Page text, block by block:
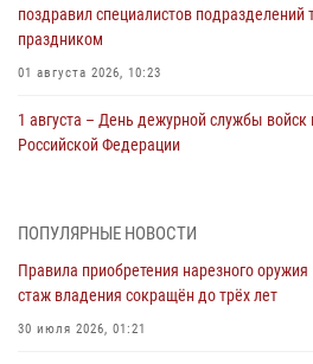
поздравил специалистов
праздником
01 августа 2026, 10:23
1 августа – День дежурной службы
Российской Федерации
В Росгвардии вспоминают российских
01 августа 2026, 10:19
Внесены изменения в правила
ПОПУЛЯРНЫЕ НОВОСТИ
Правила приобретения нарезного
стаж владения сокращён до трёх лет
30 июля 2026, 01:21